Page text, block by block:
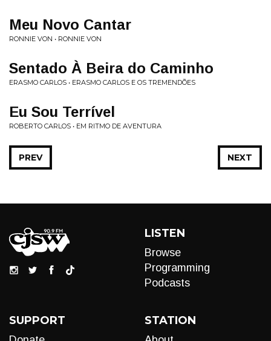
Meu Novo Cantar
RONNIE VON • RONNIE VON
Sentado À Beira do Caminho
ERASMO CARLOS • ERASMO CARLOS E OS TREMENDÕES
Eu Sou Terrível
ROBERTO CARLOS • EM RITMO DE AVENTURA
NEXT
PREV
LISTEN
Browse
Programming
Podcasts
SUPPORT STATION